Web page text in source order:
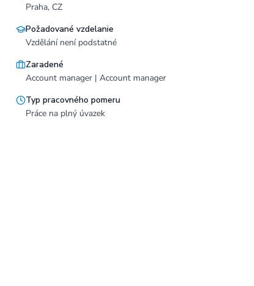
Praha, CZ
Požadované vzdelanie
Vzdělání není podstatné
Zaradené
Account manager | Account manager
Typ pracovného pomeru
Práce na plný úvazek